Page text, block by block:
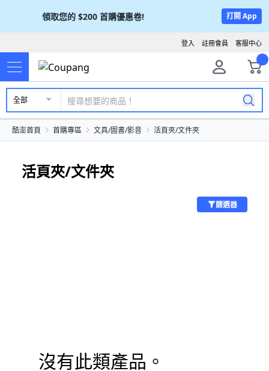
領取您的 $200 首購優惠卷! 打開 App
客服中心
註冊會員
登入
全部
酷澎首頁 首購專區 文具/圖書/影音 活頁夾/文件夾
活頁夾/文件夾
篩選器
沒有此類產品。